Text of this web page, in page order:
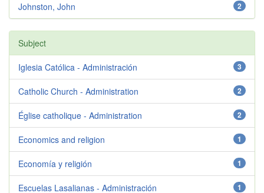
2
Johnston, John
Subject
3
Iglesia Católica - Administración
2
Catholic Church - Administration
2
Église catholique - Administration
1
Economics and religion
1
Economía y religión
1
Escuelas Lasalianas - Administración